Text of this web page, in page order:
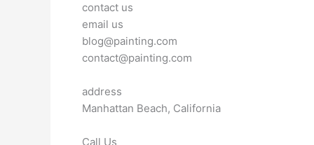
contact us
email us
blog@painting.com
contact@painting.com
address
Manhattan Beach, California
Call Us